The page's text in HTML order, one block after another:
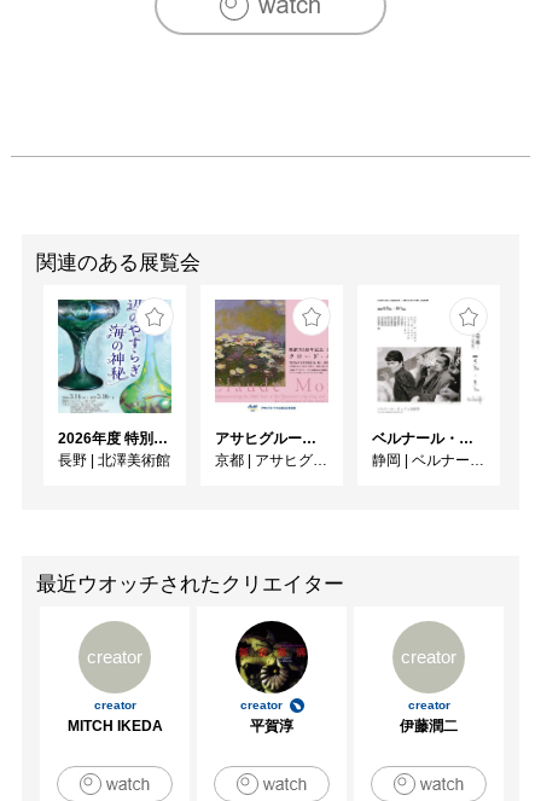
関連のある展覧会
2026年度 特別展「ガレとドーム、アール･ヌーヴォーのガラス 水辺のやすらぎ、海の神秘」
長野 | 北澤美術館
アサヒグループ大山崎山荘美術館 開館30周年記念展「没後100年 クロード・モネ」
京都 | アサヒグループ大山崎山荘美術館
ベルナール・ビュフェと写真 ーカメラがとらえたビュフェとその時代、そして21 世紀へ
静岡 | ベルナール・ビュフェ美術館
最近ウオッチされたクリエイター
creator
creator
MITCH IKEDA
creator
平賀淳
creator
creator
伊藤潤二